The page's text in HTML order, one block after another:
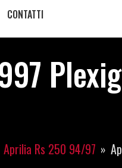
CONTATTI
Aprilia Rs 250 94/97